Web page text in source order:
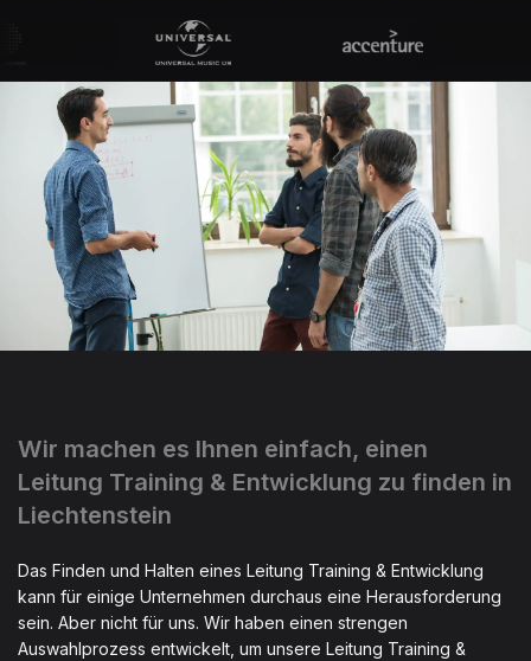
Wir machen es Ihnen einfach, einen
Leitung Training & Entwicklung zu finden in
Liechtenstein
Das Finden und Halten eines Leitung Training & Entwicklung
kann für einige Unternehmen durchaus eine Herausforderung
sein. Aber nicht für uns. Wir haben einen strengen
Auswahlprozess entwickelt, um unsere Leitung Training &